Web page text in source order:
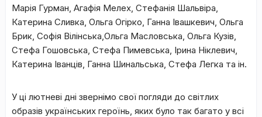
Марія Гурман, Агафія Мелех, Стефанія Шальвіра,
Катерина Сливка, Ольга Огірко, Ганна Івашкевич, Ольга
Брик, Софія Вілінська,Ольга Масловська, Ольга Кузів,
Стефа Гошовська, Стефа Пимевська, Ірина Ніклевич,
Катерина Іванців, Ганна Шинальська, Стефа Легка та ін.
У ці лютневі дні звернімо свої погляди до світлих
образів українських героїнь, яких було так багато у всі